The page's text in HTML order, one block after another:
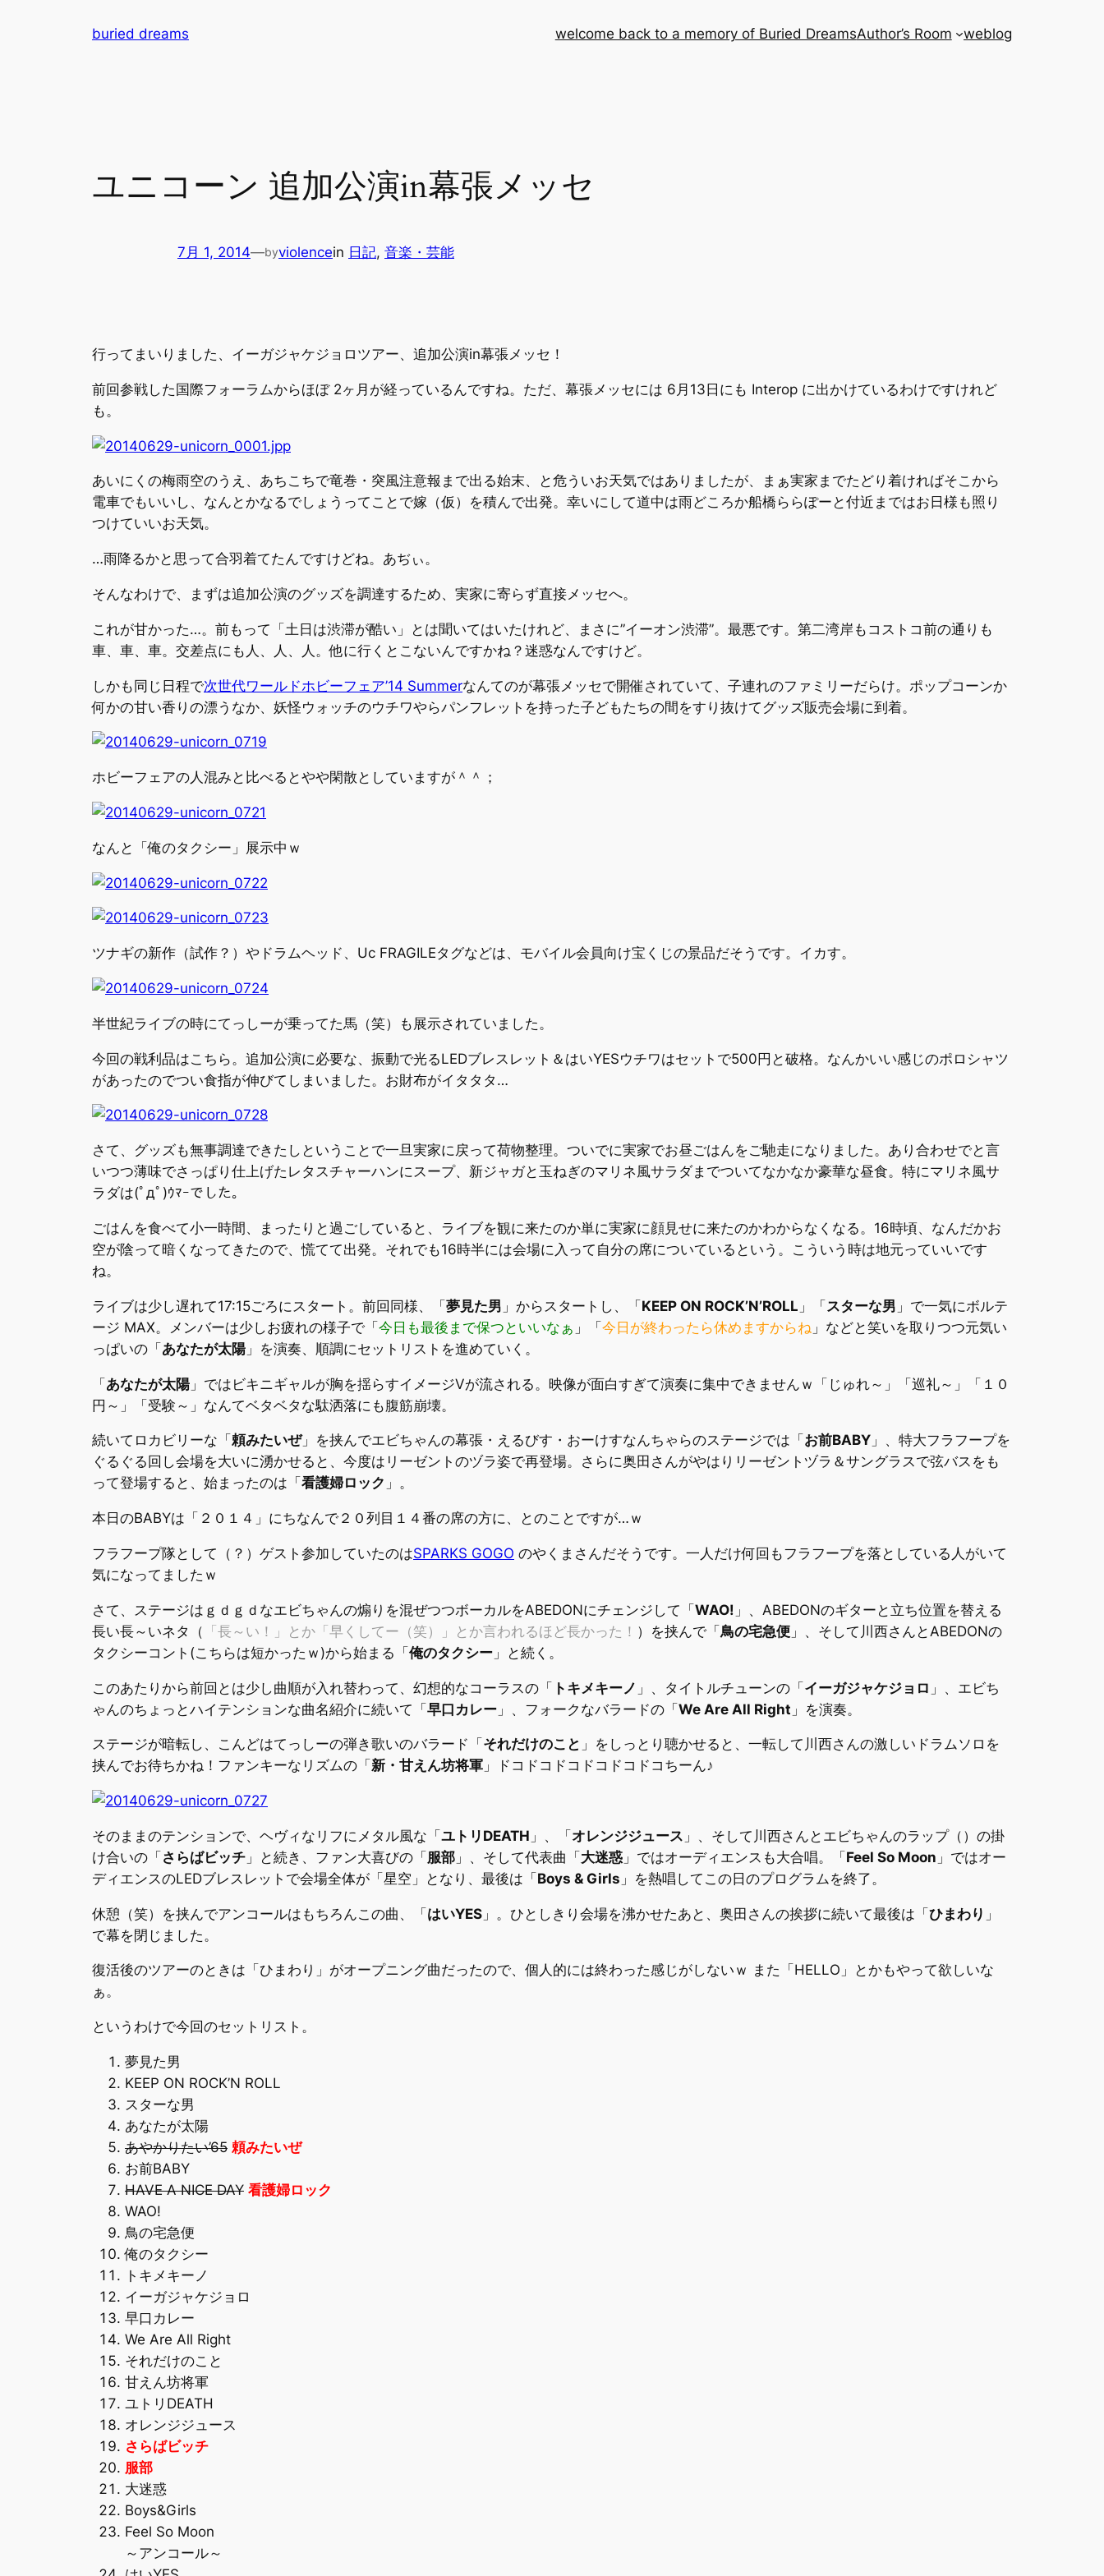
buried dreams welcome back to a memory of Buried DreamsAuthor’s Room weblog
ユニコーン 追加公演in幕張メッセ
7月 1, 2014—byviolencein 日記, 音楽・芸能
行ってまいりました、イーガジャケジョロツアー、追加公演in幕張メッセ！
前回参戦した国際フォーラムからほぼ 2ヶ月が経っているんですね。ただ、幕張メッセには 6月13日にも Interop に出かけているわけですけれど
も。
あいにくの梅雨空のうえ、あちこちで竜巻・突風注意報まで出る始末、と危ういお天気ではありましたが、まぁ実家までたどり着ければそこから
電車でもいいし、なんとかなるでしょうってことで嫁（仮）を積んで出発。幸いにして道中は雨どころか船橋ららぽーと付近まではお日様も照り
つけていいお天気。
…雨降るかと思って合羽着てたんですけどね。あぢぃ。
そんなわけで、まずは追加公演のグッズを調達するため、実家に寄らず直接メッセへ。
これが甘かった…。前もって「土日は渋滞が酷い」とは聞いてはいたけれど、まさに”イーオン渋滞”。最悪です。第二湾岸もコストコ前の通りも
車、車、車。交差点にも人、人、人。他に行くとこないんですかね？迷惑なんですけど。
しかも同じ日程で次世代ワールドホビーフェア’14 Summerなんてのが幕張メッセで開催されていて、子連れのファミリーだらけ。ポップコーンか
何かの甘い香りの漂うなか、妖怪ウォッチのウチワやらパンフレットを持った子どもたちの間をすり抜けてグッズ販売会場に到着。
ホビーフェアの人混みと比べるとやや閑散としていますが＾＾；
なんと「俺のタクシー」展示中ｗ
ツナギの新作（試作？）やドラムヘッド、Uc FRAGILEタグなどは、モバイル会員向け宝くじの景品だそうです。イカす。
半世紀ライブの時にてっしーが乗ってた馬（笑）も展示されていました。
今回の戦利品はこちら。追加公演に必要な、振動で光るLEDブレスレット＆はいYESウチワはセットで500円と破格。なんかいい感じのポロシャツ
があったのでつい食指が伸びてしまいました。お財布がイタタタ…
さて、グッズも無事調達できたしということで一旦実家に戻って荷物整理。ついでに実家でお昼ごはんをご馳走になりました。あり合わせでと言
いつつ薄味でさっぱり仕上げたレタスチャーハンにスープ、新ジャガと玉ねぎのマリネ風サラダまでついてなかなか豪華な昼食。特にマリネ風サ
ラダは(ﾟдﾟ)ｳﾏｰでした。
ごはんを食べて小一時間、まったりと過ごしていると、ライブを観に来たのか単に実家に顔見せに来たのかわからなくなる。16時頃、なんだかお
空が陰って暗くなってきたので、慌てて出発。それでも16時半には会場に入って自分の席についているという。こういう時は地元っていいです
ね。
ライブは少し遅れて17:15ごろにスタート。前回同様、「夢見た男 」からスタートし、「KEEP ON ROCK’N’ROLL 」「スターな男 」で一気にボルテ
ージ MAX。メンバーは少しお疲れの様子で「今日も最後まで保つといいなぁ 」「今日が終わったら休めますからね 」などと笑いを取りつつ元気い
っぱいの「あなたが太陽 」を演奏、順調にセットリストを進めていく。
「あなたが太陽 」ではビキニギャルが胸を揺らすイメージVが流される。映像が面白すぎて演奏に集中できませんｗ「じゅれ～」「巡礼～」「１０
円～」「受験～」なんてベタベタな駄洒落にも腹筋崩壊。
続いてロカビリーな「 頼みたいぜ」を挟んでエビちゃんの幕張・えるびす・おーけすなんちゃらのステージでは「 お前BABY 」、特大フラフープを
ぐるぐる回し会場を大いに湧かせると、今度はリーゼントのヅラ姿で再登場。さらに奥田さんがやはりリーゼントヅラ＆サングラスで弦バスをも
って登場すると、始まったのは「 看護婦ロック 」。
本日のBABYは「２０１４」にちなんで２０列目１４番の席の方に、とのことですが…ｗ
フラフープ隊として（？）ゲスト参加していたのはSPARKS GOGO のやくまさんだそうです。一人だけ何回もフラフープを落としている人がいて
気になってましたｗ
さて、ステージはｇｄｇｄなエビちゃんの煽りを混ぜつつボーカルをABEDONにチェンジして「WAO! 」、ABEDONのギターと立ち位置を替える
長い長～いネタ（ 「長～い！」とか「早くしてー（笑）」とか言われるほど長かった！ ）を挟んで「鳥の宅急便 」、そして川西さんとABEDONの
タクシーコント(こちらは短かったｗ)から始まる「俺のタクシー 」と続く。
このあたりから前回とは少し曲順が入れ替わって、幻想的なコーラスの「 トキメキーノ 」、タイトルチューンの「イーガジャケジョロ 」、エビち
ゃんのちょっとハイテンションな曲名紹介に続いて「早口カレー 」、フォークなバラードの「We Are All Right 」を演奏。
ステージが暗転し、こんどはてっしーの弾き歌いのバラード「 それだけのこと 」をしっとり聴かせると、一転して川西さんの激しいドラムソロを
挟んでお待ちかね！ファンキーなリズムの「 新・甘えん坊将軍 」ドコドコドコドコドコドコちーん♪
そのままのテンションで、ヘヴィなリフにメタル風な「ユトリDEATH 」、「オレンジジュース 」、そして川西さんとエビちゃんのラップ（）の掛
け合いの「さらばビッチ 」と続き、ファン大喜びの「服部 」、そして代表曲「大迷惑 」ではオーディエンスも大合唱。「Feel So Moon 」ではオー
ディエンスのLEDブレスレットで会場全体が「星空」となり、最後は「Boys & Girls 」を熱唱してこの日のプログラムを終了。
休憩（笑）を挟んでアンコールはもちろんこの曲、「はいYES 」。ひとしきり会場を沸かせたあと、奥田さんの挨拶に続いて最後は「ひまわり 」
で幕を閉じました。
復活後のツアーのときは「ひまわり」がオープニング曲だったので、個人的には終わった感じがしないｗ また「HELLO」とかもやって欲しいな
ぁ。
というわけで今回のセットリスト。
夢見た男
KEEP ON ROCK’N ROLL
スターな男
あなたが太陽
あやかりたい’65 頼みたいぜ
お前BABY
HAVE A NICE DAY 看護婦ロック
WAO!
鳥の宅急便
俺のタクシー
トキメキーノ
イーガジャケジョロ
早口カレー
We Are All Right
それだけのこと
甘えん坊将軍
ユトリDEATH
オレンジジュース
さらばビッチ
服部
大迷惑
Boys&Girls
Feel So Moon
～アンコール～